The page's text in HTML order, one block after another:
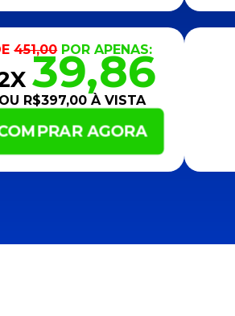
451,00POR APENAS:
39,86
OU R$397,00 À VISTA
AGORA